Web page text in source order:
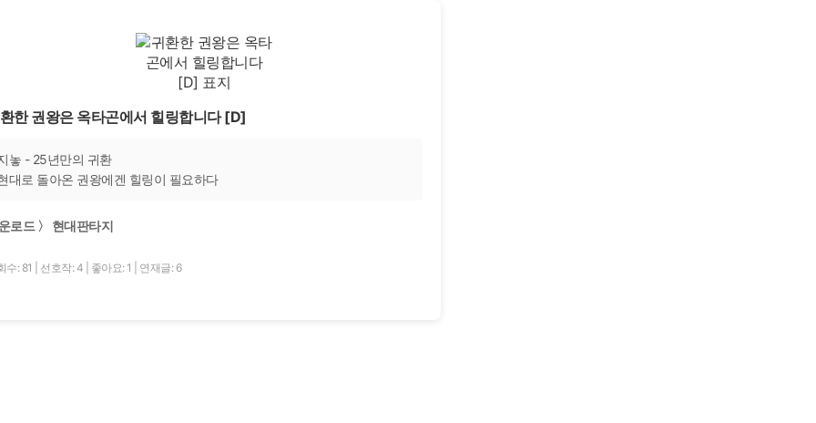
한 권왕은 옥타곤에서 힐링합니다 [D]
놓 - 25년만의 귀환
대로 돌아온 권왕에겐 힐링이 필요하다
로드 〉 현대판타지
수: 81 선호작: 4 좋아요: 1 연재글: 6